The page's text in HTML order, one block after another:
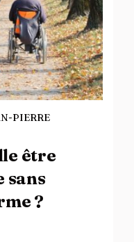
PIERRE
être
sans
?